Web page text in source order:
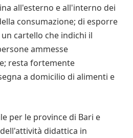
all'esterno e all'interno dei
consumazione; di esporre
cartello che indichi il
ammesse
resta fortemente
a domicilio di alimenti e
per le province di Bari e
didattica in